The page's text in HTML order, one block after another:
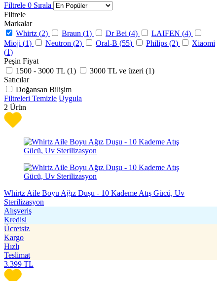
Filtrele 0 Sırala
Filtrele
Markalar
Whirtz (2) Braun (1) Dr Bei (4) LAIFEN (4)
Mioji (1) Neutron (2) Oral-B (55) Philips (2)
Xiaomi
(1)
Peşin Fiyat
1500 - 3000 TL (1) 3000 TL ve üzeri (1)
Satıcılar
Doğansan Bilişim
Filtreleri Temizle Uygula
2 Ürün
Whirtz Aile Boyu Ağız Duşu - 10 Kademe Atış Gücü, Uv
Sterilizasyon
Alışveriş
Kredisi
Ücretsiz
Kargo
Hızlı
Teslimat
3.399 TL